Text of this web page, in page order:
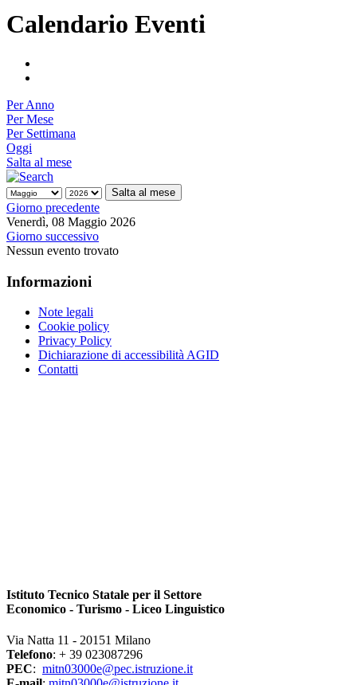
Calendario Eventi
Per Anno
Per Mese
Per Settimana
Oggi
Salta al mese
Salta al mese
Giorno precedente
Venerdì, 08 Maggio 2026
Giorno successivo
Nessun evento trovato
Informazioni
Note legali
Cookie policy
Privacy Policy
Dichiarazione di accessibilità AGID
Contatti
Istituto Tecnico Statale per il Settore
Economico - Turismo - Liceo Linguistico
Via Natta 11 - 20151 Milano
Telefono: + 39 023087296
PEC: mitn03000e@pec.istruzione.it